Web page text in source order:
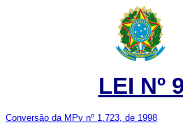
LEI Nº
Conversão da MPv nº 1.723, de 1998